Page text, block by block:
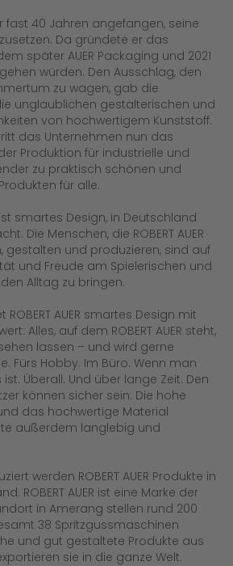
fast 40 Jahren angefangen, seine
Da gründete er das
später AUER Packaging und 2021
würden. Den Ausschlag, den
zu wagen, gab die
unglaublichen gestalterischen und
von hochwertigem Kunststoff.
das Unternehmen nun das
Produktion für industrielle und
zu praktisch schönen und
für alle.
ist smartes Design, in Deutschland
Die Menschen, die ROBERT AUER
gestalten und produzieren, sind auf
und Freude am Spielerischen und
Alltag zu bringen.
AUER smartes Design mit
Alles, auf dem ROBERT AUER steht,
lassen – und wird gerne
Fürs Hobby. Im Büro. Wenn man
Überall. Und über lange Zeit. Den
können sicher sein: Die hohe
das hochwertige Material
außerdem langlebig und
werden ROBERT AUER Produkte in
ROBERT AUER ist eine Marke der
in Amerang stellen rund 200
38 Spritzgussmaschinen
und gut gestaltete Produkte aus
sie in die ganze Welt.